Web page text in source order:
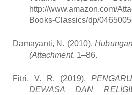
http://www.amazon.com/
Books-Classics/dp/
Damayanti, N. (2010).
(Attachment. 1–86.
Fitri, V. R. (2019).
DEWASA DAN